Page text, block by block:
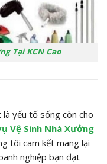
Tại KCN Cao
yếu tố sống còn cho
Vệ Sinh Nhà Xưởng
tôi cam kết mang lại
nghiệp bạn đạt